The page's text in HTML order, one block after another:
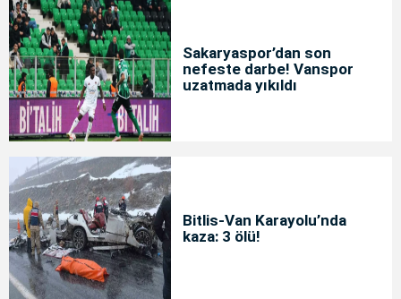
Sakaryaspor’dan son
nefeste darbe! Vanspor
uzatmada yıkıldı
Bitlis-Van Karayolu’nda
kaza: 3 ölü!